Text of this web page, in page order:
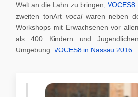
Welt an die Lahn zu bringen, VOCES8
zweiten tonArt vocalwaren neben
Workshops mit Erwachsenen vor
als 400 Kindern und
Umgebung: VOCES8 in Nassau 2016